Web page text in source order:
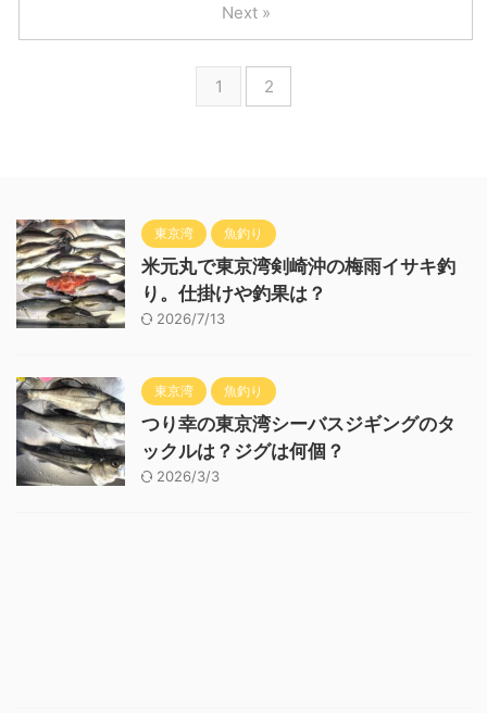
1 2
Next »
東京湾 魚釣り
米元丸で東京湾剣崎沖の梅雨イサキ釣
り。仕掛けや釣果は？
2026/7/13
東京湾 魚釣り
つり幸の東京湾シーバスジギングのタ
ックルは？ジグは何個？
2026/3/3